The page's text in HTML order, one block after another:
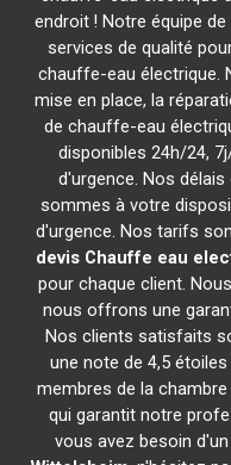
endroit ! Notre équipe
services de qualité
chauffe-eau électrique.
mise en place, la
de chauffe-eau
disponibles 24h/24,
d'urgence. Nos
sommes à votre
d'urgence. Nos tarifs
devis Chauffe eau
pour chaque client.
nous offrons une
Nos clients satisfaits
une note de 4,5
membres de la
qui garantit notre
vous avez besoin d'un